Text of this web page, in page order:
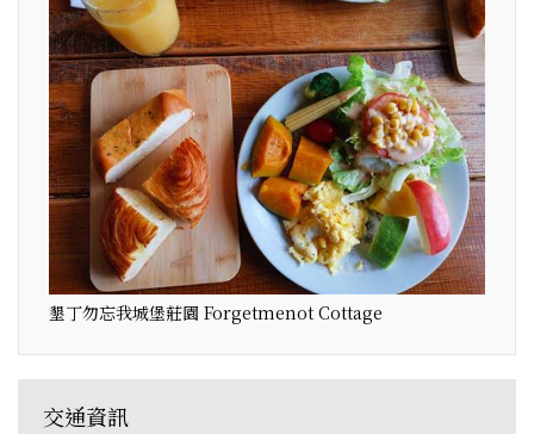
墾丁勿忘我城堡莊園 Forgetmenot Cottage
交通資訊